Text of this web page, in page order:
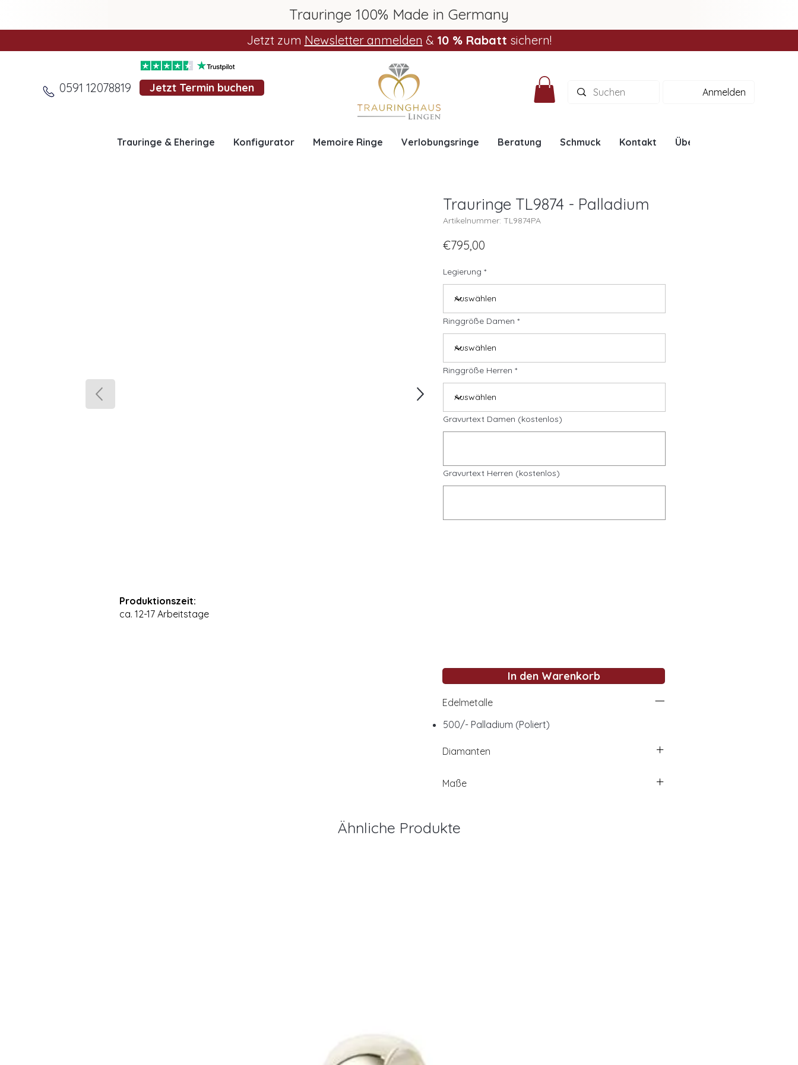
Trauringe 100% Made in Germany
Jetzt zum Newsletter anmelden & 10 % Rabatt sichern!
0591 12078819 Jetzt Termin buchen Anmelden
Trauringe & Eheringe Konfigurator Memoire Ringe Verlobungsringe Beratung Schmuck Kontakt Über uns
Produktionszeit:
ca. 12-17 Arbeitstage
Trauringe TL9874 - Palladium
Artikelnummer: TL9874PA
€795,00
Legierung
Ringgröße Damen
Ringgröße Herren
Gravurtext Damen (kostenlos)
Gravurtext Herren (kostenlos)
In den Warenkorb
Edelmetalle
500/- Palladium (Poliert)
Diamanten
Maße
Ähnliche Produkte